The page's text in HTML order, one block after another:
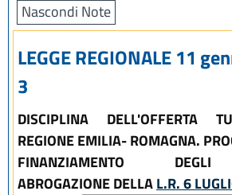
Nascondi Note
LEGGE REGIONALE 11
3
DISCIPLINA DELL'OFFERTA
REGIONE EMILIA- ROMAGNA.
FINANZIAMENTO DEGLI
ABROGAZIONE DELLAL.R. 6